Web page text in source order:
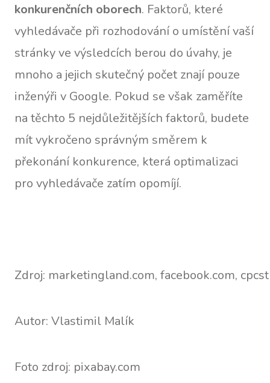
konkurenčních oborech. Faktorů, které
vyhledávače při rozhodování o umístění vaší
stránky ve výsledcích berou do úvahy, je
mnoho a jejich skutečný počet znají pouze
inženýři v Google. Pokud se však zaměříte
na těchto 5 nejdůležitějších faktorů, budete
mít vykročeno správným směrem k
překonání konkurence, která optimalizaci
pro vyhledávače zatím opomíjí.
Zdroj: marketingland.com, facebook.com,
Autor: Vlastimil Malík
Foto zdroj: pixabay.com